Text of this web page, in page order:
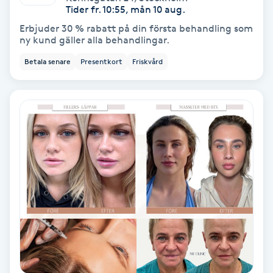
Läpptatuering
Manikyr & Pedikyr
Massage
Medial vägledning
Medicinsk massage
Meditation
Tider fr. 10:55, mån 10 aug.
Erbjuder 30 % rabatt på din första behandling som
ny kund gäller alla behandlingar.
Betala senare Presentkort Friskvård